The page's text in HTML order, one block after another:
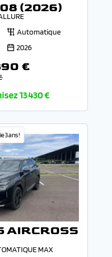
(2026)
Automatique
2026
€
13 430 €
3 ans !
AIRCROSS
MAX